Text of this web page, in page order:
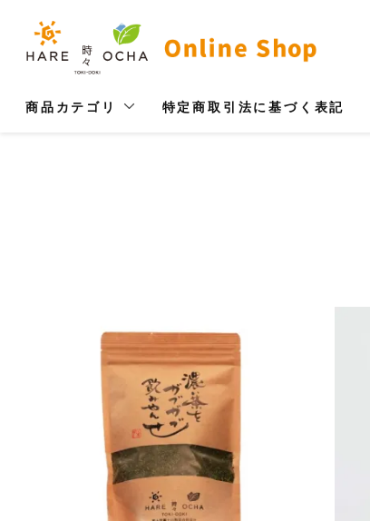
商品カテゴリ 特定商取引法に基づく表記